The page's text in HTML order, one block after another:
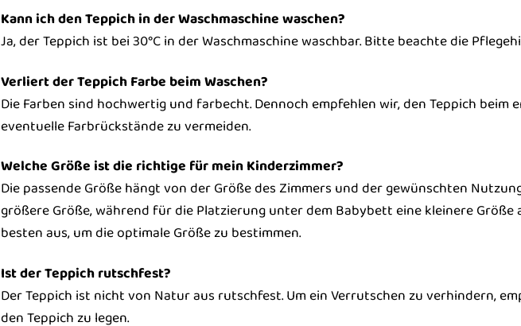
Kann ich den Teppich in der Waschmaschine waschen?
Ja, der Teppich ist bei 30°C in der Waschmaschine waschbar. Bitte beachte die
Verliert der Teppich Farbe beim Waschen?
Die Farben sind hochwertig und farbecht. Dennoch empfehlen wir, den Teppich beim
eventuelle Farbrückstände zu vermeiden.
Welche Größe ist die richtige für mein Kinderzimmer?
Die passende Größe hängt von der Größe des Zimmers und der gewünschten
größere Größe, während für die Platzierung unter dem Babybett eine kleinere Größe
besten aus, um die optimale Größe zu bestimmen.
Ist der Teppich rutschfest?
Der Teppich ist nicht von Natur aus rutschfest. Um ein Verrutschen zu verhindern,
den Teppich zu legen.